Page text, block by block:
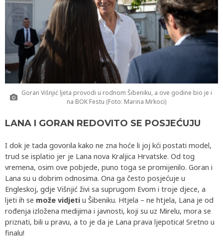
Goran Višnjić ljeta provodi u rodnom Šibeniku, a ove godine bio je i
na BOK Festu (Foto: Marina Mrkoci)
LANA I GORAN REDOVITO SE POSJEĆUJU
I dok je tada govorila kako ne zna hoće li joj kći postati model,
trud se isplatio jer je Lana nova Kraljica Hrvatske. Od tog
vremena, osim ove pobjede, puno toga se promijenilo. Goran i
Lana su u dobrim odnosima. Ona ga često posjećuje u
Engleskoj, gdje Višnjić živi sa suprugom Evom i troje djece, a
ljeti ih se može vidjeti u Šibeniku. Htjela – ne htjela, Lana je od
rođenja izložena medijima i javnosti, koji su uz Mirelu, mora se
priznati, bili u pravu, a to je da je Lana prava ljepotica! Sretno u
finalu!